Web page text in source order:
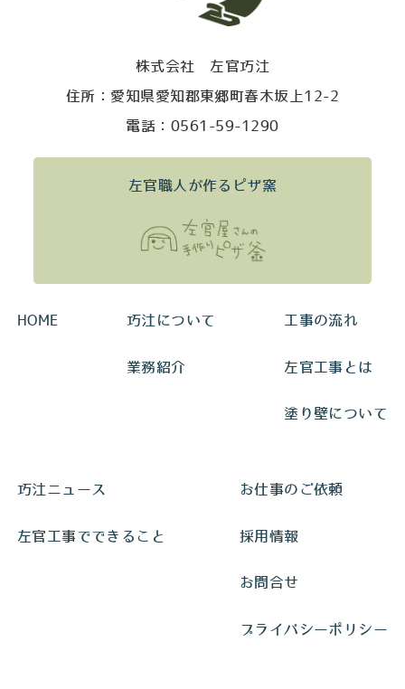
株式会社 左官巧汢
住所：愛知県愛知郡東郷町春木坂上12-2
電話：0561-59-1290
左官職人が作るピザ窯
HOME 巧汢について
業務紹介
工事の流れ
左官工事とは
塗り壁について
巧汢ニュース
左官工事でできること
お仕事のご依頼
採用情報
お問合せ
プライバシーポリシー